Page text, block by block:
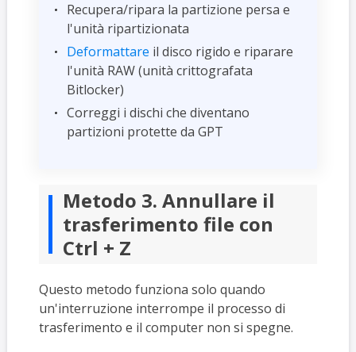
Recupera/ripara la partizione persa e
l'unità ripartizionata
Deformattare il disco rigido e riparare
l'unità RAW (unità crittografata
Bitlocker)
Correggi i dischi che diventano
partizioni protette da GPT
Metodo 3. Annullare il
trasferimento file con
Ctrl + Z
Questo metodo funziona solo quando
un'interruzione interrompe il processo di
trasferimento e il computer non si spegne.